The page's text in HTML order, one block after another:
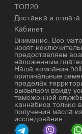
ТОП20
Доставка и оплата
Кабинет
Внимание: Все
носят
предоставляем
наложенным
Наша компания
оригинальные
пределах
высылаем ввиду
таможенной
каннабиса только
получения масла
исследования.